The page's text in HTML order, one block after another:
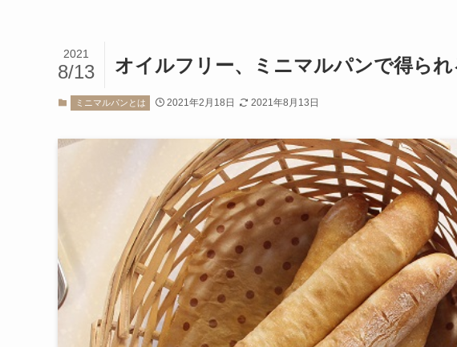
オイルフリー、ミニマルパンで得られ
2021
8/13
ミニマルパンとは 2021年2月18日 2021年8月13日